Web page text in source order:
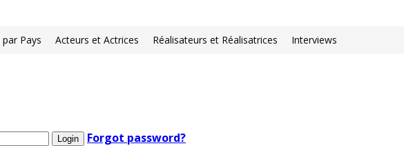
par Pays Acteurs et Actrices Réalisateurs et Réalisatrices Interviews
Forgot password?